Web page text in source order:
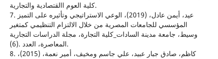
كلية العوم االقتصادية والتجارية.
7. عيد، أيمن عادل، (2019)، الوعي الاستراتيجي وتأثيره على التميز
المؤسسي للجامعات المصرية من خلال الالتزام التنظيمي كمتغير
وسيط، جامعة مدينة السادات_كلية التجارة، مجلة الدراسات التجارية
المعاصرة، العدد .(6).
8. كاظم، صادق جبار عبيد، علي جاسم ومخيف، أمير نعمة، (2015)،